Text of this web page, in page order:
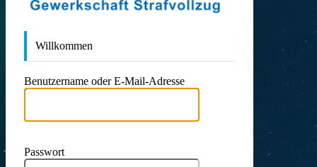
Willkommen
Benutzername oder E-Mail-Adresse
Passwort